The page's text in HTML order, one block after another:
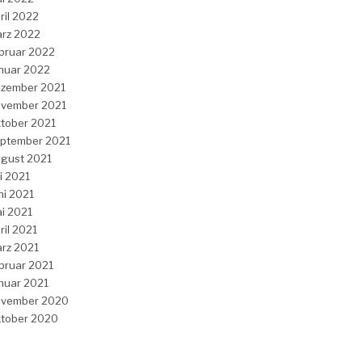
2022
2022
2022
2022
2021
2021
2021
2021
2021
2021
2021
2021
2021
2021
2021
2021
2020
2020